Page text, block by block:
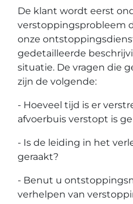
De klant wordt eerst
verstoppingsprobleem
onze
gedetailleerde
situatie. De vragen die
zijn de volgende:
- Hoeveel tijd is er
afvoerbuis verstopt is
- Is de leiding in het
geraakt?
- Benut u
verhelpen van